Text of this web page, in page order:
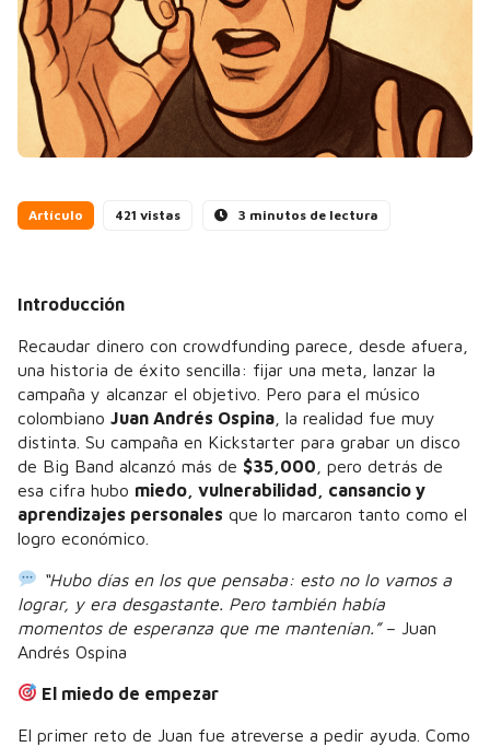
Artículo 421 vistas 3 minutos de lectura
Introducción
Recaudar dinero con crowdfunding parece, desde afuera,
una historia de éxito sencilla: fijar una meta, lanzar la
campaña y alcanzar el objetivo. Pero para el músico
colombiano Juan Andrés Ospina , la realidad fue muy
distinta. Su campaña en Kickstarter para grabar un disco
de Big Band alcanzó más de $35,000 , pero detrás de
esa cifra hubo miedo, vulnerabilidad, cansancio y
aprendizajes personales que lo marcaron tanto como el
logro económico.
“Hubo días en los que pensaba: esto no lo vamos a
lograr, y era desgastante. Pero también había
momentos de esperanza que me mantenían.”– Juan
Andrés Ospina
El miedo de empezar
El primer reto de Juan fue atreverse a pedir ayuda. Como